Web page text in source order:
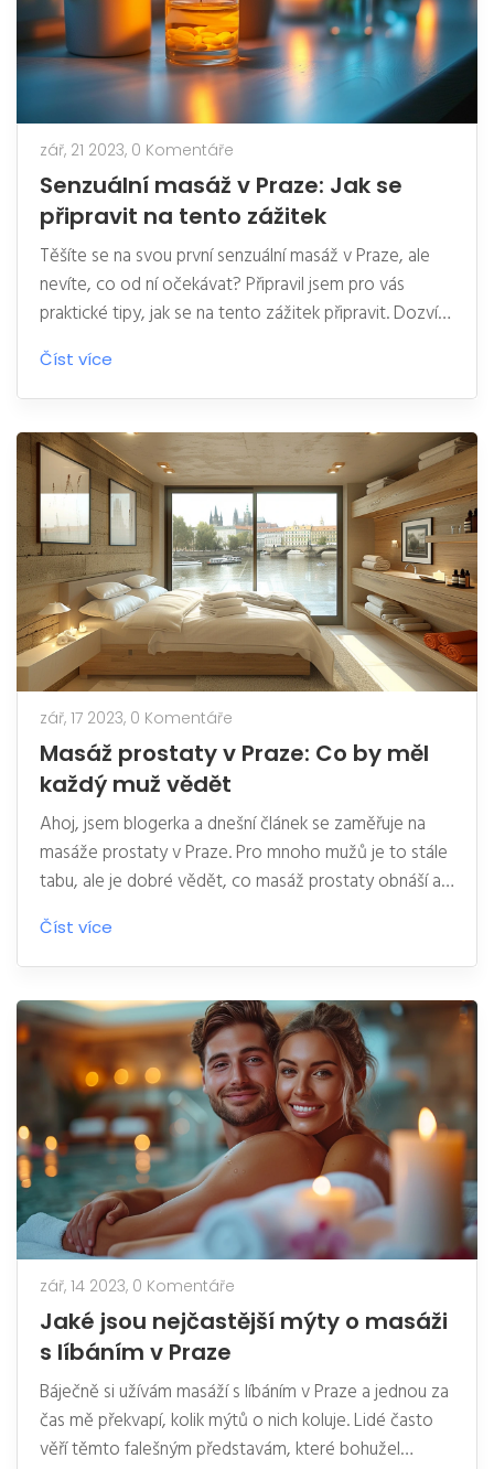
zář, 21 2023, 0 Komentáře
Senzuální masáž v Praze: Jak se
připravit na tento zážitek
Těšíte se na svou první senzuální masáž v Praze, ale
nevíte, co od ní očekávat? Připravil jsem pro vás
praktické tipy, jak se na tento zážitek připravit. Dozvíte
se, jaké techniky masér používá a jak může taková
masáž obohatit váš život. Jsou to osobní zkušenosti,
které byly pro mě naprosto očarující a věřím, že i pro
vás budou.
Číst více
zář, 17 2023, 0 Komentáře
Masáž prostaty v Praze: Co by měl
každý muž vědět
Ahoj, jsem blogerka a dnešní článek se zaměřuje na
masáže prostaty v Praze. Pro mnoho mužů je to stále
tabu, ale je dobré vědět, co masáž prostaty obnáší a
jaké může mít výhody pro muže. Budu se podrobně
věnovat proceduře a také diskutovat možné potíže,
které mohou nastat. Takže pokud jste z Prahy a
chcete se dozvědět více, přečtěte si tento článek.
Číst více
zář, 14 2023, 0 Komentáře
Jaké jsou nejčastější mýty o masáži
s líbáním v Praze
Báječně si užívám masáží s líbáním v Praze a jednou za
čas mě překvapí, kolik mýtů o nich koluje. Lidé často
věří těmto falešným představám, které bohužel